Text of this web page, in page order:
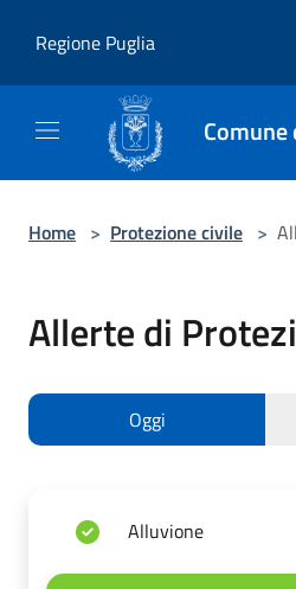
Regione Puglia
Home > Protezione civile >
Allerte di
Oggi
Alluvione